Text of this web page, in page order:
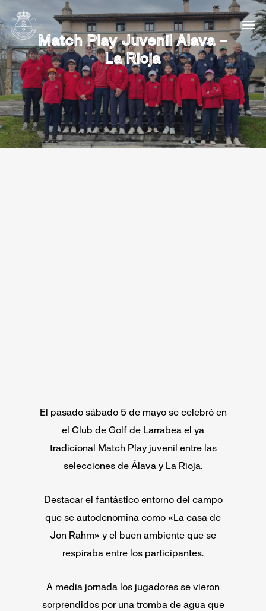
Match Play Juvenil Alava –
La Rioja
El pasado sábado 5 de mayo se celebró en
el Club de Golf de Larrabea el ya
tradicional Match Play juvenil entre las
selecciones de Álava y La Rioja.
Destacar el fantástico entorno del campo
que se autodenomina como «La casa de
Jon Rahm» y el buen ambiente que se
respiraba entre los participantes.
A media jornada los jugadores se vieron
sorprendidos por una tromba de agua que